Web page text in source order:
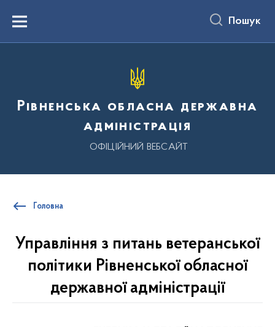
вмістуMenu Пошук
Рівненська обласна державна
адміністрація
ОФІЦІЙНИЙ ВЕБСАЙТ
Головна
Управління з питань ветеранської
політики Рівненської обласної
державної адміністрації